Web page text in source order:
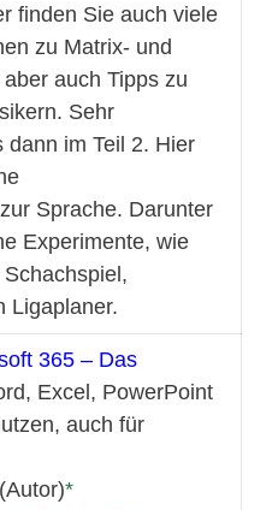
finden Sie auch viele
zu Matrix- und
auch Tipps zu
Sehr
dann im Teil 2. Hier
Sprache. Darunter
Experimente, wie
Ligaplaner.
365 – Das
Excel, PowerPoint
auch für